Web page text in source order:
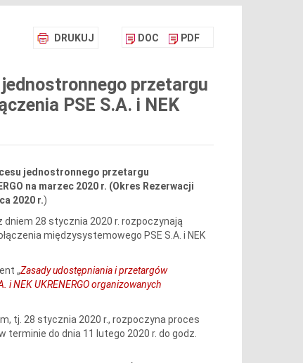
DRUKUJ DOC PDF
przetargu
PSE S.A. i NEK
jednostronnego przetargu
na marzec 2020 r. (Okres Rezerwacji
2020 r.)
dniem 28 stycznia 2020 r. rozpoczynają
międzysystemowego PSE S.A. i NEK
„Zasady udostępniania i przetargów
i NEK UKRENERGO organizowanych
tj. 28 stycznia 2020 r., rozpoczyna proces
do dnia 11 lutego 2020 r. do godz.